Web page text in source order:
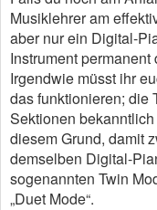
Musiklehrer am
aber nur ein Digital-
Instrument
Irgendwie müsst ihr
das funktionieren; die
Sektionen
diesem Grund, damit
demselben Digital-
sogenannten Twin
„Duet Mode“.